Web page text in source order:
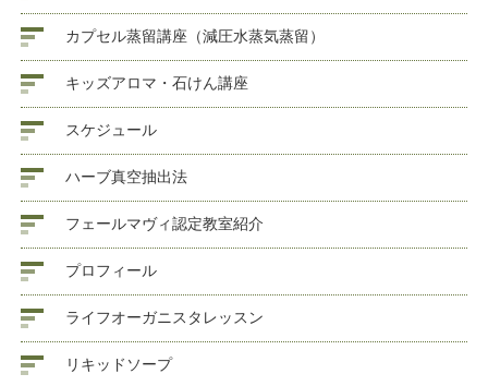
カプセル蒸留講座（減圧水蒸気蒸留）
キッズアロマ・石けん講座
スケジュール
ハーブ真空抽出法
フェールマヴィ認定教室紹介
プロフィール
ライフオーガニスタレッスン
リキッドソープ